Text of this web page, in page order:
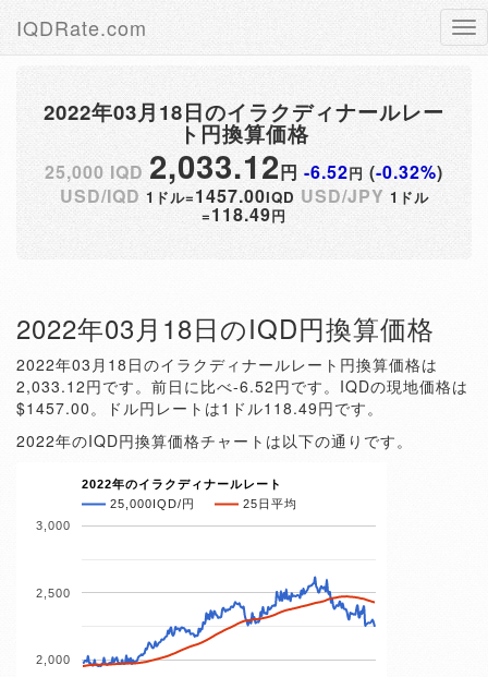
IQDRate.com
2022年03月18日のイラクディナールレー
ト円換算価格
25,000 IQD 2,033.12円-6.52円 (-0.32%)
USD/IQD 1ドル=1457.00IQD USD/JPY 1ドル
=118.49円
2022年03月18日のIQD円換算価格
2022年03月18日のイラクディナールレート円換算価格は
2,033.12円です。前日に比べ-6.52円です。IQDの現地価格は
$1457.00。ドル円レートは1ドル118.49円です。
2022年のIQD円換算価格チャートは以下の通りです。
2022年のイラクディナールレート
25,000IQD/円
25日平均
2,000
2,500
3,000